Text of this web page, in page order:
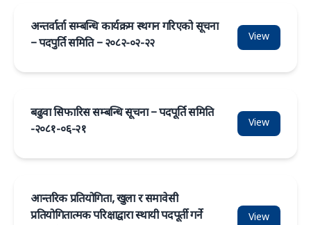
अन्तर्वार्ता सम्बन्धि कार्यक्रम स्थगन गरिएको सूचना
– पदपुर्ति समिति – २०८२-०२-२२
View
बढुवा सिफारिस सम्बन्धि सूचना – पदपूर्ति समिति
-२०८१-०६-२१
View
आन्तरिक प्रतियोगिता, खुला र समावेसी
प्रतियोगितात्मक परिक्षाद्वारा स्थायी पदपूर्ती गर्ने
View